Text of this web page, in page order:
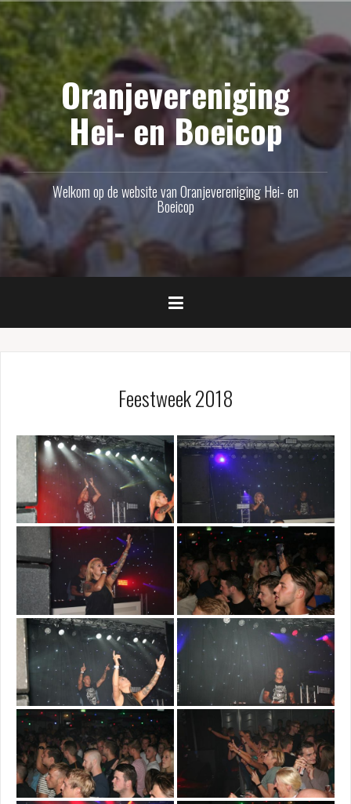
Naar
de
inhoud
springen
Oranjevereniging
Hei- en Boeicop
Welkom op de website van Oranjevereniging Hei- en
Boeicop
Feestweek 2018